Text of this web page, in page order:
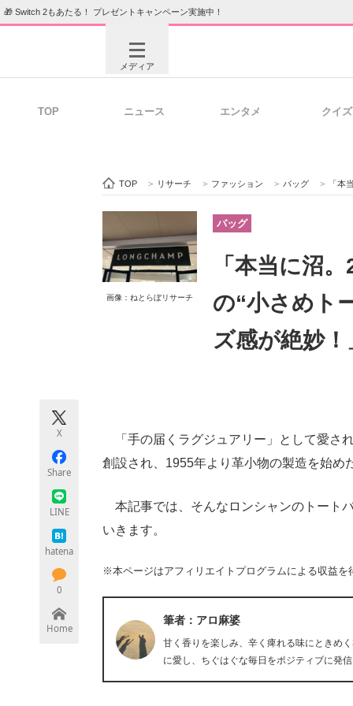
🎁 Switch 2もあたる！ プレゼントキャンペーン実施中！
メディア
ビジネスと働き方のヒント
ちょっと気になるネットの話題
TOP ニュース エンタメ クイズ
TOP > リサーチ > ファッション > バッグ > 「本当
画像：ねとらぼリサーチ
バッグ
「本当に沼
の“小さめト
ズ感が絶妙
X
Share
LINE
hatena
0
Home
「手の届くラグジュアリー」として愛さ
創設され、1955年より革小物の製造を始め
本記事では、そんなロンシャンのトート
いきます。
※本ページはアフィリエイトプログラムによる収益を
筆者：アロ麻婆
甘く香りを楽しみ、辛く痺れる味にときめ
に愛し、ちぐはぐな毎日をポジティブに発